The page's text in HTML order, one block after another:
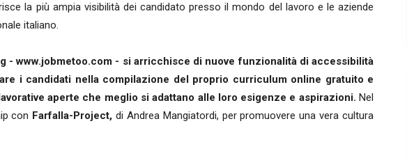
la più ampia visibilità dei candidato presso il mondo del lavoro e le aziende
italiano.
- www.jobmetoo.com - si arricchisce di nuove funzionalità di accessibilità
i candidati nella compilazione del proprio curriculum online gratuito e
aperte che meglio si adattano alle loro esigenze e aspirazioni. Nel
con Farfalla-Project,di Andrea Mangiatordi, per promuovere una vera cultura